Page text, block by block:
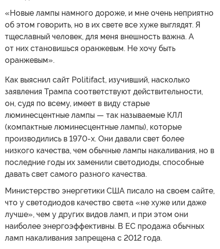
«Новые лампы намного дороже, и мне очень неприятно
об этом говорить, но в их свете все хуже выглядят. Я
тщеславный человек, для меня внешность важна. А
от них становишься оранжевым. Не хочу быть
оранжевым».
Как выяснил сайт Politifact, изучивший, насколько
заявления Трампа соответствуют действительности,
он, судя по всему, имеет в виду старые
люминесцентные лампы — так называемые КЛЛ
(компактные люминесцентные лампы), которые
производились в 1970-х. Они давали свет более
низкого качества, чем обычные лампы накаливания, но в
последние годы их заменили светодиоды, способные
давать свет самого разного качества.
Министерство энергетики США писало на своем сайте,
что у светодиодов качество света «не хуже или даже
лучше», чем у других видов ламп, и при этом они
наиболее энергоэффективны. В ЕС продажа обычных
ламп накаливания запрещена с 2012 года.